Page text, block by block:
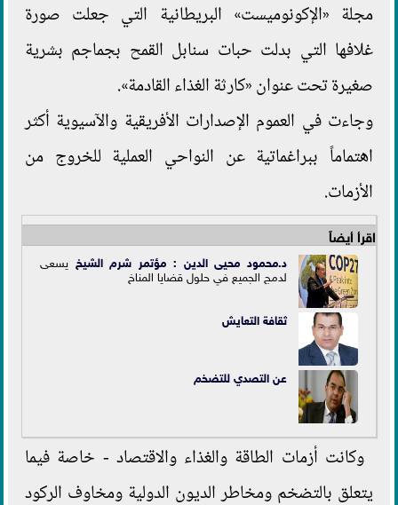
مجلة «الإكونوميست» البريطانية التي جعلت صورة
غلافها التي بدلت حبات سنابل القمح بجماجم بشرية
صغيرة تحت عنوان «كارثة الغذاء القادمة».
وجاءت في العموم الإصدارات الأفريقية والآسيوية أكثر
اهتماماً ببراغماتية عن النواحي العملية للخروج من
الأزمات.
اقرأ أيضاً
د.محمود محيى الدين : مؤتمر شرم الشيخ يسعى
لدمج الجميع في حلول قضايا المناخ
ثقافة التعايش
عن التصدي للتضخم
وكانت أزمات الطاقة والغذاء والاقتصاد - خاصة فيما
يتعلق بالتضخم ومخاطر الديون الدولية ومخاوف الركود